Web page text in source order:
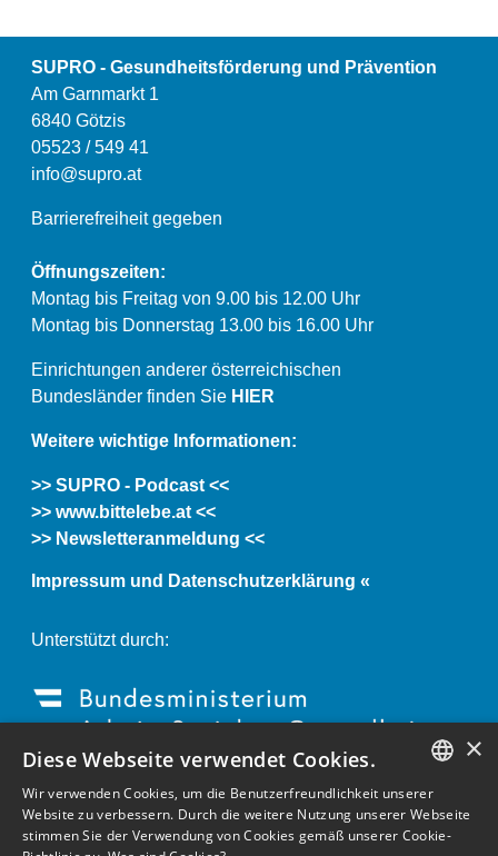
SUPRO - Gesundheitsförderung und Prävention
Am Garnmarkt 1
6840 Götzis
05523 / 549 41
info@supro.at
Barrierefreiheit gegeben
Öffnungszeiten:
Montag bis Freitag von 9.00 bis 12.00 Uhr
Montag bis Donnerstag 13.00 bis 16.00 Uhr
Einrichtungen anderer österreichischen
Bundesländer finden Sie HIER
Weitere wichtige Informationen:
>> SUPRO - Podcast <<
>> www.bittelebe.at <<
>> Newsletteranmeldung <<
Impressum und Datenschutzerklärung «
Unterstützt durch:
GERMAN
ENGLISH
×
Diese Webseite verwendet Cookies.
Wir verwenden Cookies, um die Benutzerfreundlichkeit unserer
Website zu verbessern. Durch die weitere Nutzung unserer Webseite
stimmen Sie der Verwendung von Cookies gemäß unserer Cookie-